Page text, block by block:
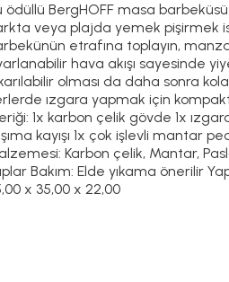
ödüllü BergHOFF masa
veya plajda yemek pişirmek
etrafına toplayın,
hava akışı sayesinde
olması da daha sonra
ızgara yapmak için kompakt
1x karbon çelik gövde 1x
kayışı 1x çok işlevli mantar
Karbon çelik, Mantar,
Bakım: Elde yıkama önerilir
x 35,00 x 22,00